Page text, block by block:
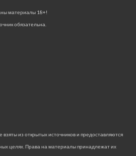
материалы 18+!
обязательна.
из открытых источников и предоставляются
целях. Права на материалы принадлежат их